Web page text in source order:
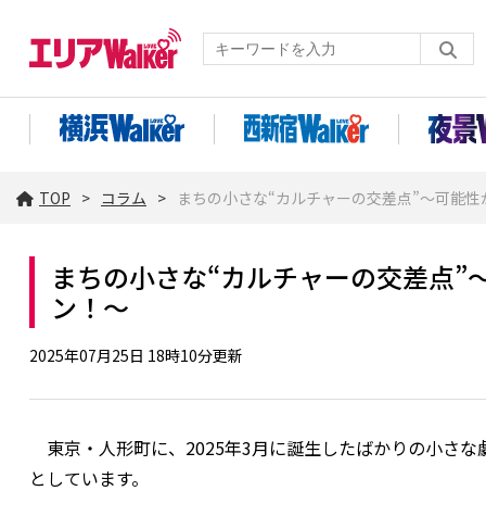
TOP コラム まちの小さな“カルチャーの交差点”〜可能
まちの小さな“カルチャーの交差点
ン！〜
2025年07月25日 18時10分更新
東京・人形町に、2025年3月に誕生したばかりの小さ
としています。